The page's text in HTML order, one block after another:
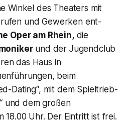
Winkel des Theaters mit
und Gewerken ent­
Oper am Rhein,die
und der Jugendclub
das Haus in
beim
Dating“, mit dem Spieltrieb-
und dem großen
18.00 Uhr. Der Eintritt ist frei.